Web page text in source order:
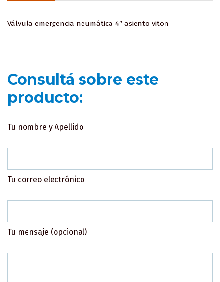
Válvula emergencia neumática 4″ asiento viton
Consultá sobre este
producto:
Tu nombre y Apellido
Tu correo electrónico
Tu mensaje (opcional)